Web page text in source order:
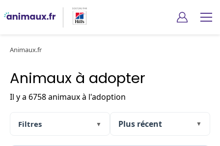
Animaux.fr
Animaux à adopter
Il y a 6758 animaux à l'adoption
Filtres ▼ ▼